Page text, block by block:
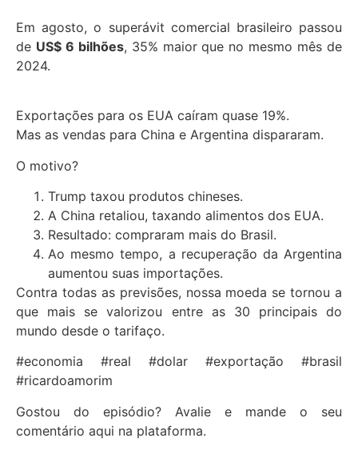
Em agosto, o superávit comercial brasileiro passou
de US$ 6 bilhões, 35% maior que no mesmo mês de
2024.
Exportações para os EUA caíram quase 19%.
Mas as vendas para China e Argentina dispararam.
O motivo?
Trump taxou produtos chineses.
A China retaliou, taxando alimentos dos EUA.
Resultado: compraram mais do Brasil.
Ao mesmo tempo, a recuperação da Argentina
aumentou suas importações.
Contra todas as previsões, nossa moeda se tornou a
que mais se valorizou entre as 30 principais do
mundo desde o tarifaço.
#economia #real #dolar #exportação #brasil
#ricardoamorim
Gostou do episódio? Avalie e mande o seu
comentário aqui na plataforma.